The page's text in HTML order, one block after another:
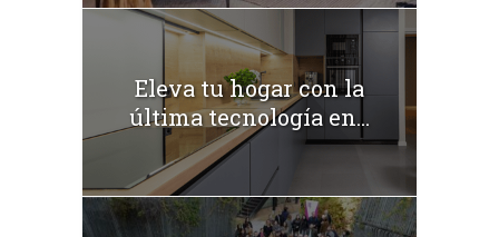
Eleva tu hogar con la
última tecnología en...